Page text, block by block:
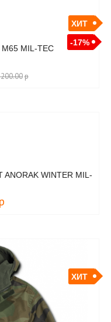
-17%
ХИТ
MIL-TEC
р
WINTER MIL-
р
ХИТ